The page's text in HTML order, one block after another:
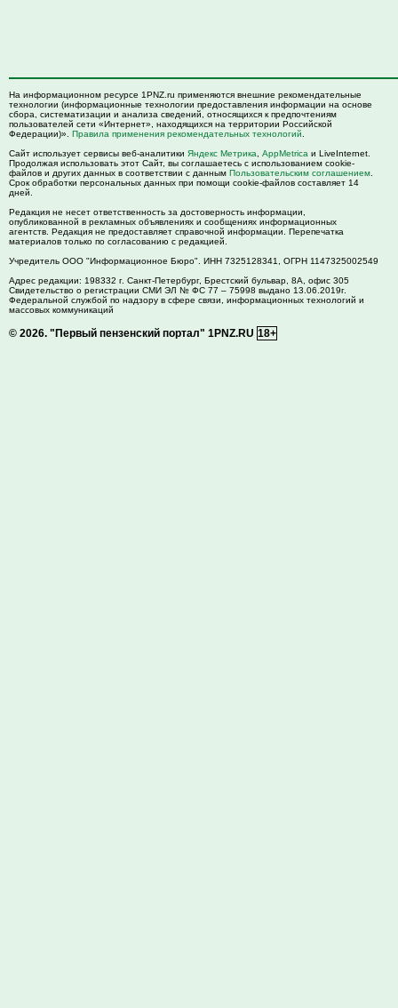
На информационном ресурсе 1PNZ.ru применяются внешние рекомендательные
технологии (информационные технологии предоставления информации на основе
сбора, систематизации и анализа сведений, относящихся к предпочтениям
пользователей сети «Интернет», находящихся на территории Российской
Федерации)». Правила применения рекомендательных технологий
Сайт использует сервисы веб-аналитики Яндекс Метрика AppMetrica и LiveInternet.
Продолжая использовать этот Сайт, вы соглашаетесь с использованием cookie-
файлов и других данных в соответствии с данным Пользовательским соглашением
Срок обработки персональных данных при помощи cookie-файлов составляет 14
дней.
Редакция не несет ответственность за достоверность информации,
опубликованной в рекламных объявлениях и сообщениях информационных
агентств. Редакция не предоставляет справочной информации. Перепечатка
материалов только по согласованию с редакцией.
Учредитель ООО "Информационное Бюро". ИНН 7325128341, ОГРН 1147325002549
Адрес редакции: 198332 г. Санкт-Петербург, Брестский бульвар, 8А, офис 305
Свидетельство о регистрации СМИ ЭЛ № ФС 77 – 75998 выдано 13.06.2019г.
Федеральной службой по надзору в сфере связи, информационных технологий и
массовых коммуникаций
© 2026. "Первый пензенский портал" 1PNZ.RU 18+